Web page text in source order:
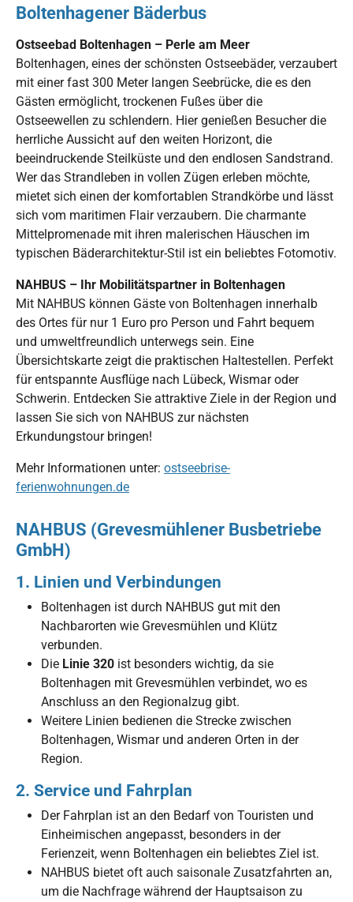
Boltenhagener Bäderbus
Ostseebad Boltenhagen – Perle am Meer
Boltenhagen, eines der schönsten Ostseebäder, verzaubert
mit einer fast 300 Meter langen Seebrücke, die es den
Gästen ermöglicht, trockenen Fußes über die
Ostseewellen zu schlendern. Hier genießen Besucher die
herrliche Aussicht auf den weiten Horizont, die
beeindruckende Steilküste und den endlosen Sandstrand.
Wer das Strandleben in vollen Zügen erleben möchte,
mietet sich einen der komfortablen Strandkörbe und lässt
sich vom maritimen Flair verzaubern. Die charmante
Mittelpromenade mit ihren malerischen Häuschen im
typischen Bäderarchitektur-Stil ist ein beliebtes Fotomotiv.
NAHBUS – Ihr Mobilitätspartner in Boltenhagen
Mit NAHBUS können Gäste von Boltenhagen innerhalb
des Ortes für nur 1 Euro pro Person und Fahrt bequem
und umweltfreundlich unterwegs sein. Eine
Übersichtskarte zeigt die praktischen Haltestellen. Perfekt
für entspannte Ausflüge nach Lübeck, Wismar oder
Schwerin. Entdecken Sie attraktive Ziele in der Region und
lassen Sie sich von NAHBUS zur nächsten
Erkundungstour bringen!
Mehr Informationen unter: ostseebrise-
ferienwohnungen.de
NAHBUS (Grevesmühlener Busbetriebe
GmbH)
1. Linien und Verbindungen
Boltenhagen ist durch NAHBUS gut mit den
Nachbarorten wie Grevesmühlen und Klütz
verbunden.
Die Linie 320 ist besonders wichtig, da sie
Boltenhagen mit Grevesmühlen verbindet, wo es
Anschluss an den Regionalzug gibt.
Weitere Linien bedienen die Strecke zwischen
Boltenhagen, Wismar und anderen Orten in der
Region.
2. Service und Fahrplan
Der Fahrplan ist an den Bedarf von Touristen und
Einheimischen angepasst, besonders in der
Ferienzeit, wenn Boltenhagen ein beliebtes Ziel ist.
NAHBUS bietet oft auch saisonale Zusatzfahrten an,
um die Nachfrage während der Hauptsaison zu